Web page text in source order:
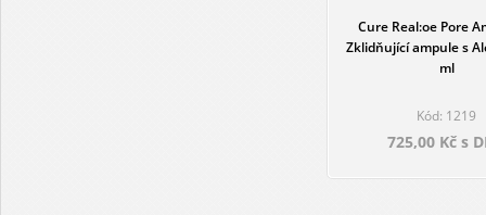
Cure Real:oe Pore
Zklidňující ampule s
ml
Kód: 1219
725,00 Kč s